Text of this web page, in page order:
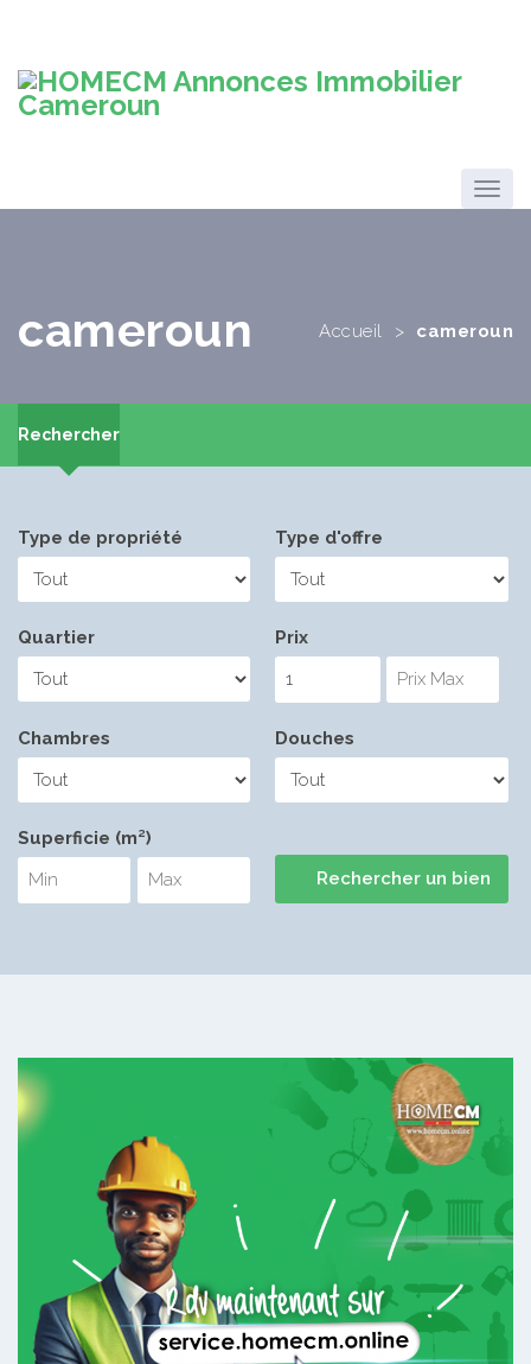
cameroun Accueil > cameroun
Rechercher
Type de propriété Type d'offre
Quartier Prix
Chambres Douches
Superficie (m²)